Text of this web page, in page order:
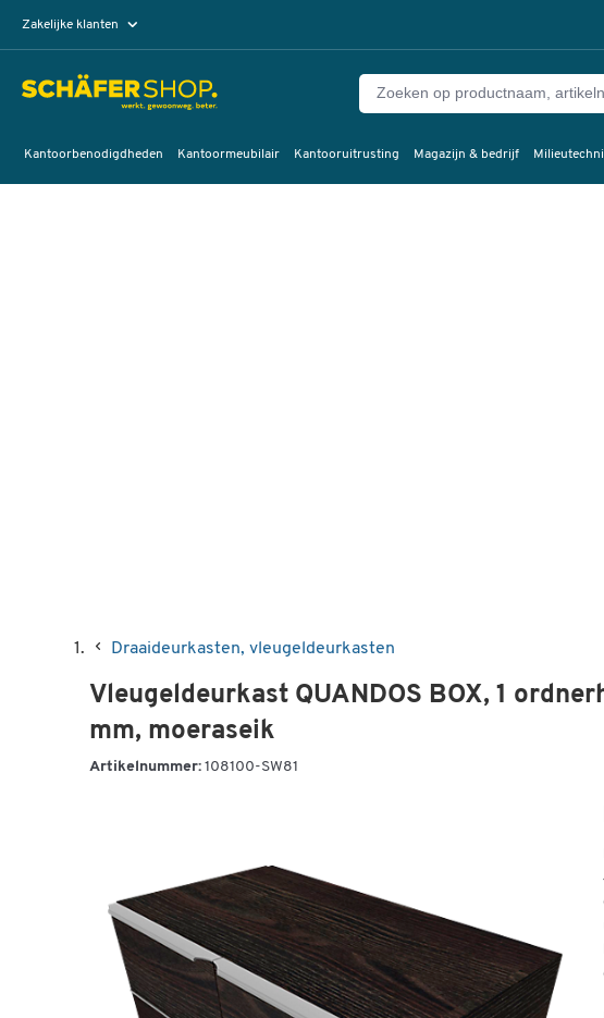
Zakelijke klanten
Kantoorbenodigdheden Kantoormeubilair Kantooruitrusting Magazijn & bedrijf
Draaideurkasten, vleugeldeurkasten
Vleugeldeurkast QUANDOS BOX, 1
mm, moeraseik
Artikelnummer: 108100-SW81